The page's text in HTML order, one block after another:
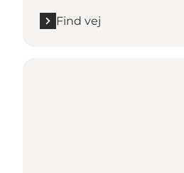
Find vej